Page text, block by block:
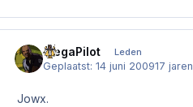
MegaPilot Leden
Geplaatst:14 juni 200917 jaren
Jowx.